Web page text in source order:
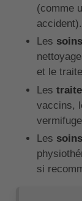
(comme
accident).
Les
et le
Les
vaccins,
Les
si